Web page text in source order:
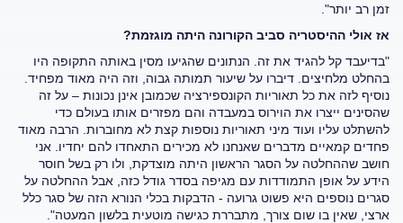
זמן רב יותר".
אז אולי ההיסטריה סביב הקורונה היתה מוגזמת?
"בדיעבד קל להגיד את זה. הנתונים שהגיעו מסין באותה התקופה היו
בהחלט מלחיצים. דיברו על שיעור תמותה גבוה, וזה היה מאוד מפחיד.
נוסיף לזה את כל תאוריות הקונספירציה שכמובן אינן נכונות – על זה
שהסינים ייצרו את הוירוס במעבדה והם מפזרים אותו בעולם כדי
להשתלט עליו ועוד מיני תאוריות נוספות קצת לא מחוברות. הרבה מאוד
פחדים קמאיים מדברים שאנחנו לא מכירים התאחדו להם יחדיו. אני
חושב שההחלטה על הסגר הראשון היתה מוצדקת, ולו רק בשל חוסר
הידע על אופן התמודדות עם מגיפה בסדר גודל כזה, אבל ההחלטה על
סגרים נוספים היא פשוט גרועה - הדבקות בכלי הנורא הזה של סגר כלל
ארצי, שאין בו שום צורך, מתבררת כגישה מוטעית בלשון המעטה".